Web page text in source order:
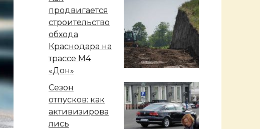
продвигается
строительство
обхода
Краснодара на
трассе М4
«Дон»
Сезон
отпусков: как
активизирова
лись